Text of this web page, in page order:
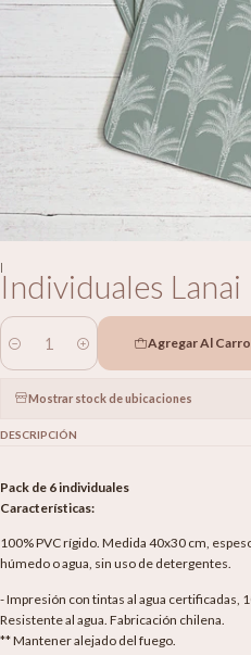
|
Individuales Lanai
Cantidad
Agregar Al Carro
Mostrar stock de ubicaciones
DESCRIPCIÓN
Pack de 6 individuales
Características:
100% PVC rígido. Medida 40x30 cm,
húmedo o agua, sin uso de detergentes.
- Impresión con tintas al agua certificadas,
Resistente al agua. Fabricación chilena.
** Mantener alejado del fuego.